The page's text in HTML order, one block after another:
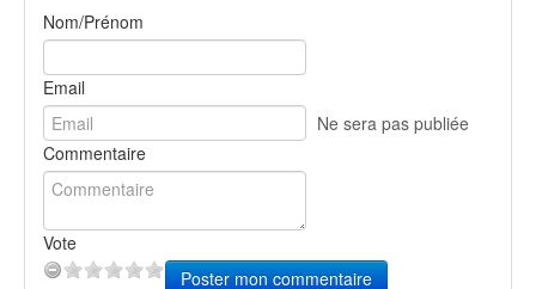
Nom/Prénom
Email
Ne sera pas publiée
Commentaire
Vote
Poster mon commentaire